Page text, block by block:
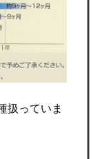
扱っていま